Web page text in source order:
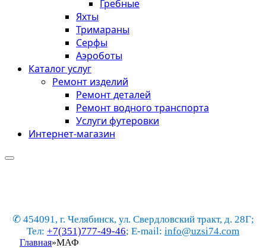
Гребные
Яхты
Тримараны
Серфы
Аэроботы
Каталог услуг
Ремонт изделий
Ремонт деталей
Ремонт водного транспорта
Услуги футеровки
Интернет-магазин
✆ 454091, г. Челябинск, ул. Свердловский тракт, д. 28Г;
Тел: +7(351)777-49-46; E-mail: info@uzsi74.com
Главная»МАФ